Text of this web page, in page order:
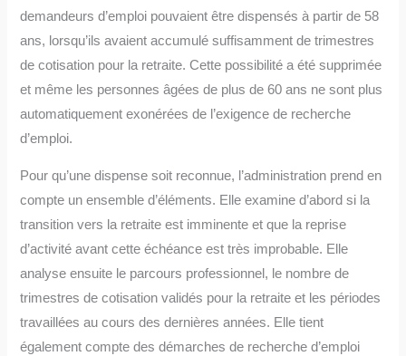
demandeurs d’emploi pouvaient être dispensés à partir de 58
ans, lorsqu’ils avaient accumulé suffisamment de trimestres
de cotisation pour la retraite. Cette possibilité a été supprimée
et même les personnes âgées de plus de 60 ans ne sont plus
automatiquement exonérées de l’exigence de recherche
d’emploi.
Pour qu’une dispense soit reconnue, l’administration prend en
compte un ensemble d’éléments. Elle examine d’abord si la
transition vers la retraite est imminente et que la reprise
d’activité avant cette échéance est très improbable. Elle
analyse ensuite le parcours professionnel, le nombre de
trimestres de cotisation validés pour la retraite et les périodes
travaillées au cours des dernières années. Elle tient
également compte des démarches de recherche d’emploi